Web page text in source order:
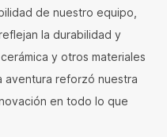
de nuestro equipo,
la durabilidad y
y otros materiales
aventura reforzó nuestra
en todo lo que